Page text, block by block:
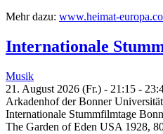
Mehr dazu: www.heimat-
Internationale
Musik
21. August 2026 (Fr.) - 21:15 -
Arkadenhof der Bonner
Internationale Stummfilmtage
The Garden of Eden USA 1928,